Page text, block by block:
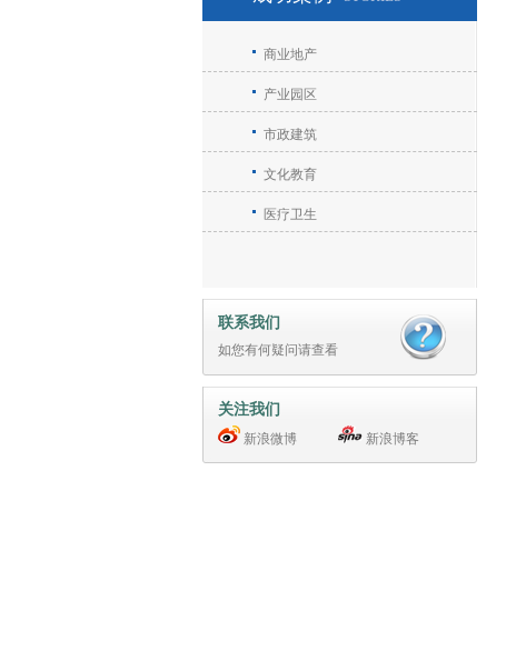
商业地产
产业园区
市政建筑
文化教育
医疗卫生
联系我们
如您有何疑问请查看
关注我们
新浪微博 新浪博客